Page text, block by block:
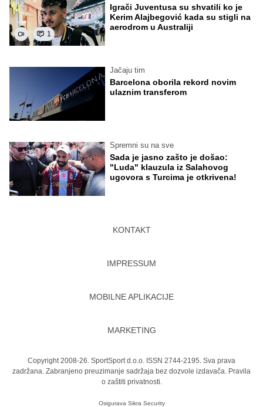
1
Igrači Juventusa su shvatili ko je
Kerim Alajbegović kada su stigli na
aerodrom u Australiji
Jačaju tim
Barcelona oborila rekord novim
ulaznim transferom
Spremni su na sve
Sada je jasno zašto je došao:
"Luda" klauzula iz Salahovog
ugovora s Turcima je otkrivena!
KONTAKT
IMPRESSUM
MOBILNE APLIKACIJE
MARKETING
Copyright 2008-26. SportSport d.o.o. ISSN 2744-2195. Sva prava
zadržana. Zabranjeno preuzimanje sadržaja bez dozvole izdavača. Pravila
o zaštiti privatnosti.
Osigurava Sikra Security